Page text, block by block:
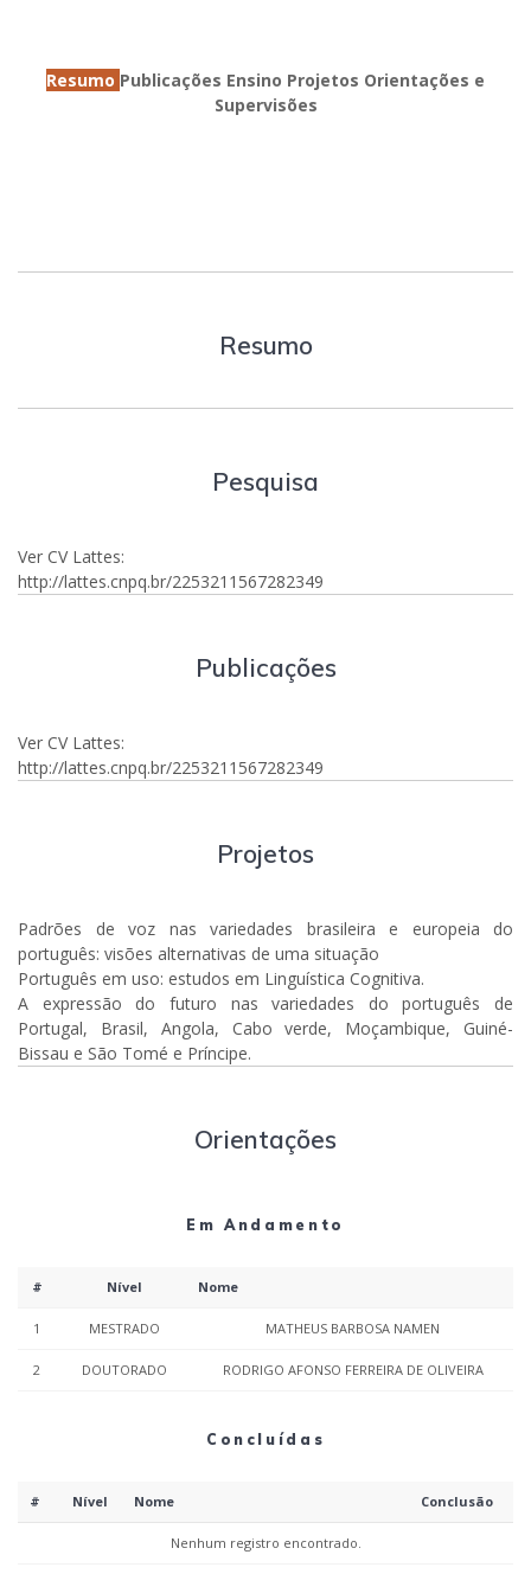
Resumo Publicações Ensino Projetos Orientações e
Supervisões
Resumo
Pesquisa
Ver CV Lattes:
http://lattes.cnpq.br/2253211567282349
Publicações
Ver CV Lattes:
http://lattes.cnpq.br/2253211567282349
Projetos
Padrões de voz nas variedades brasileira e europeia do
português: visões alternativas de uma situação
Português em uso: estudos em Linguística Cognitiva.
A expressão do futuro nas variedades do português de
Portugal, Brasil, Angola, Cabo verde, Moçambique, Guiné-
Bissau e São Tomé e Príncipe.
Orientações
Em Andamento
# Nível Nome
1 MESTRADO MATHEUS BARBOSA NAMEN
2 DOUTORADO RODRIGO AFONSO FERREIRA DE OLIVEIRA
Concluídas
# Nível Nome Conclusão
Nenhum registro encontrado.